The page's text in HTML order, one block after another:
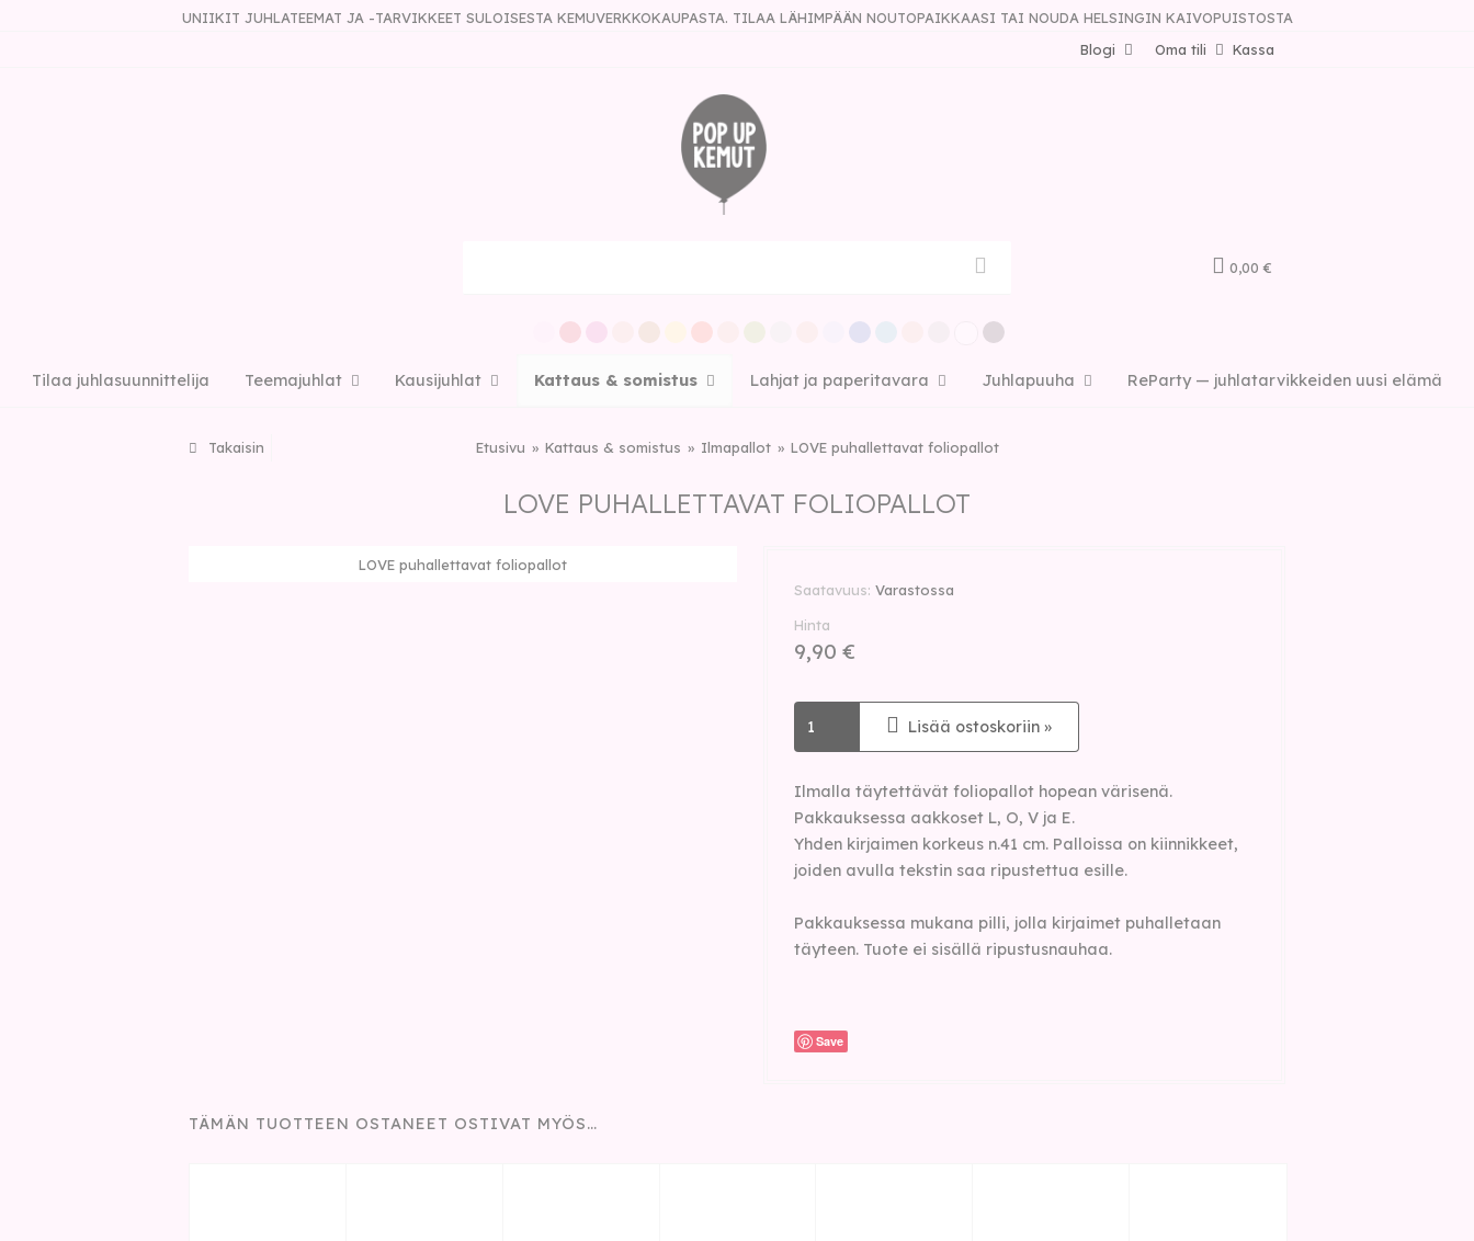
UNIIKIT JUHLATEEMAT JA -TARVIKKEET SULOISESTA KEMUVERKKOKAUPASTA. TILAA LÄHIMPÄÄN NOUTOPAIKKAASI TAI NOUDA HELSINGIN KAIVOPUISTOSTA
Kassa
Oma tili
Blogi
0,00 €
Tilaa juhlasuunnittelija Teemajuhlat Kausijuhlat Kattaus & somistus Lahjat ja paperitavara Juhlapuuha ReParty — juhlatarvikkeiden uusi elämä
Takaisin Etusivu Kattaus & somistus Ilmapallot LOVE puhallettavat foliopallot
LOVE PUHALLETTAVAT FOLIOPALLOT
LOVE puhallettavat foliopallot
Saatavuus Varastossa
Hinta
9,90 €
Lisää ostoskoriin »
Ilmalla täytettävät foliopallot hopean värisenä.
Pakkauksessa aakkoset L, O, V ja E.
Yhden kirjaimen korkeus n.41 cm. Palloissa on kiinnikkeet,
joiden avulla tekstin saa ripustettua esille.
Pakkauksessa mukana pilli, jolla kirjaimet puhalletaan
täyteen. Tuote ei sisällä ripustusnauhaa.
Save
TÄMÄN TUOTTEEN OSTANEET OSTIVAT MYÖS…